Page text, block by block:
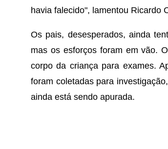
havia falecido", lamentou Ricardo
Os pais, desesperados, ainda
mas os esforços foram em vão.
corpo da criança para exames.
foram coletadas para
ainda está sendo apurada.